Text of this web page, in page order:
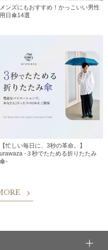
メンズにもおすすめ！かっこいい男性
用日傘14選
【忙しい毎日に、3秒の革命。】
urawaza -３秒でたためる折りたたみ
傘-